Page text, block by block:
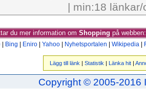
| min:18
du mer information om Shopping på webben:
Bing Eniro Yahoo Nyhetsportalen Wikipedia
Lägg till länk | Statistik | Länka hit|
Copyright © 2005-2016